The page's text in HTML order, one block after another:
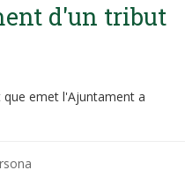
d'un tribut
emet l'Ajuntament a